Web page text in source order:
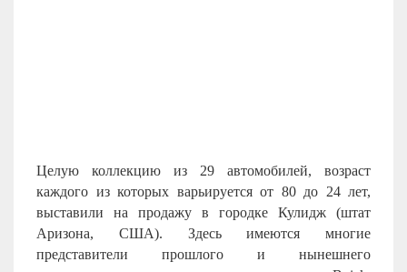
Целую коллекцию из 29 автомобилей, возраст
каждого из которых варьируется от 80 до 24 лет,
выставили на продажу в городке Кулидж (штат
Аризона, США). Здесь имеются многие
представители прошлого и нынешнего